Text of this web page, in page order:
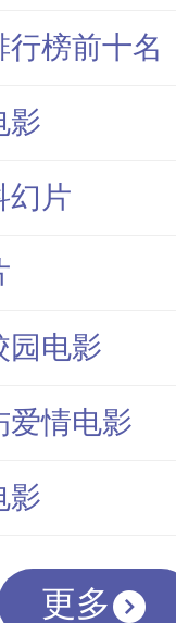
行榜前十名
影
幻片
园电影
爱情电影
影
更多